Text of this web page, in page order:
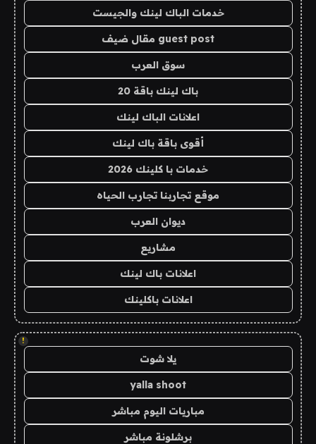
خدمات الباك لينك والجيست
guest post مقال ضيف
سوق العرب
باك لينك باقة 20
اعلانات الباك لينك
أقوى باقة باك لينك
خدمات با كلينك 2026
موقع تجاربنا تجارب الحياه
ديوان العرب
مشاريع
اعلانات باك لينك
اعلانات باكلينك
!
يلا شوت
yalla shoot
مباريات اليوم مباشر
برشلونة مباشر